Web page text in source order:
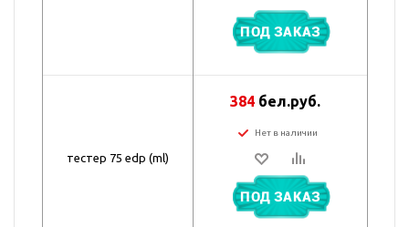
ПОД ЗАКАЗ
тестер 75 edp (ml)
384 бел.руб.
Нет в наличии
ПОД ЗАКАЗ